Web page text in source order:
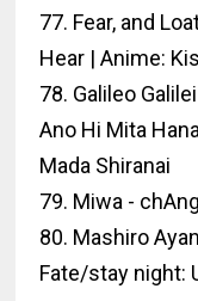
77. Fear, and
Hear | Anime:
78. Galileo
Ano Hi Mita
Mada Shiranai
79. Miwa -
80. Mashiro
Fate/stay night: